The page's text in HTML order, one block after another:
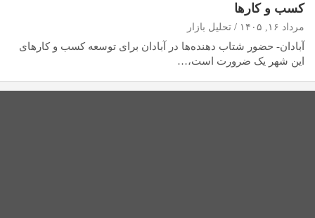
کسب‌ و کارها
مرداد ۱۶, ۱۴۰۵ تحلیل بازار
آبادان- حضور شتاب‌ دهنده‌ها در آبادان برای توسعه کسب‌ و کارهای
این شهر یک ضرورت است،…